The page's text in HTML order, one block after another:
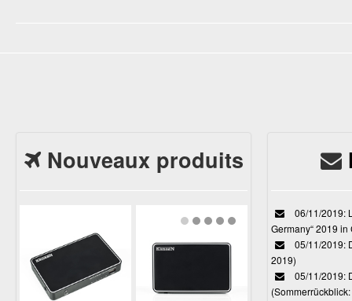
Nouveaux produits
06/11/2019:
Germany“ 2019
05/11/2019:
2019)
05/11/2019: